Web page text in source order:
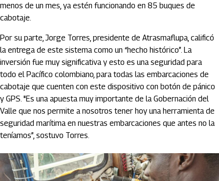
menos de un mes, ya estén funcionando en 85 buques de
cabotaje.
Por su parte, Jorge Torres, presidente de Atrasmaflupa, calificó
la entrega de este sistema como un “hecho histórico”. La
inversión fue muy significativa y esto es una seguridad para
todo el Pacífico colombiano, para todas las embarcaciones de
cabotaje que cuenten con este dispositivo con botón de pánico
y GPS. "Es una apuesta muy importante de la Gobernación del
Valle que nos permite a nosotros tener hoy una herramienta de
seguridad marítima en nuestras embarcaciones que antes no la
teníamos”, sostuvo Torres.